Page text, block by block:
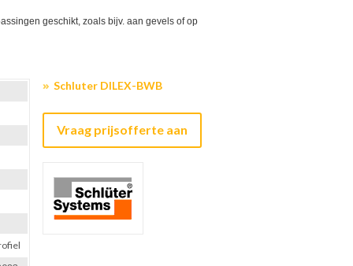
geschikt, zoals bijv. aan gevels of op
Schluter DILEX-BWB
Vraag prijsofferte aan